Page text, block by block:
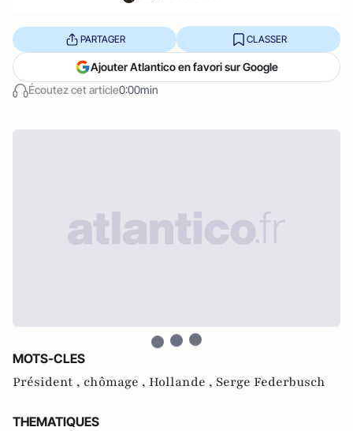
Écoutez cet article0:00min
PARTAGER CLASSER
Ajouter Atlantico en favori sur Google
MOTS-CLES
Président , chômage , Hollande , Serge Federbusch
THEMATIQUES